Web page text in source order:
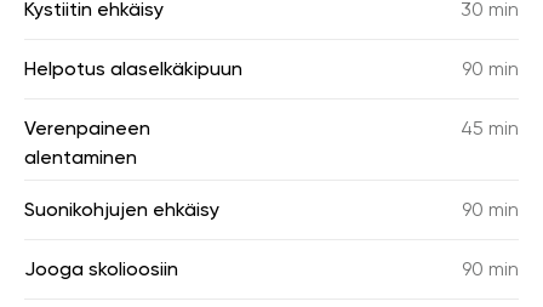
Kystiitin ehkäisy 30 min
Helpotus alaselkäkipuun 90 min
Verenpaineen
alentaminen
45 min
Suonikohjujen ehkäisy 90 min
Jooga skolioosiin 90 min